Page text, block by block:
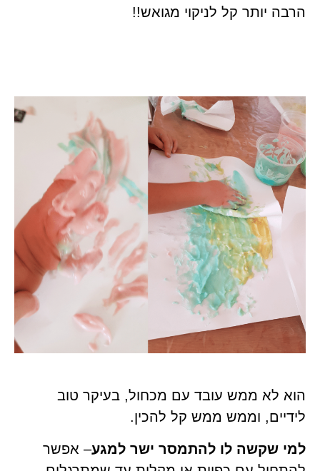
הרבה יותר קל לניקוי מגואש!!
הוא לא ממש עובד עם מכחול, בעיקר טוב
לידיים, וממש ממש קל להכין.
למי שקשה לו להתמסר ישר למגע– אפשר